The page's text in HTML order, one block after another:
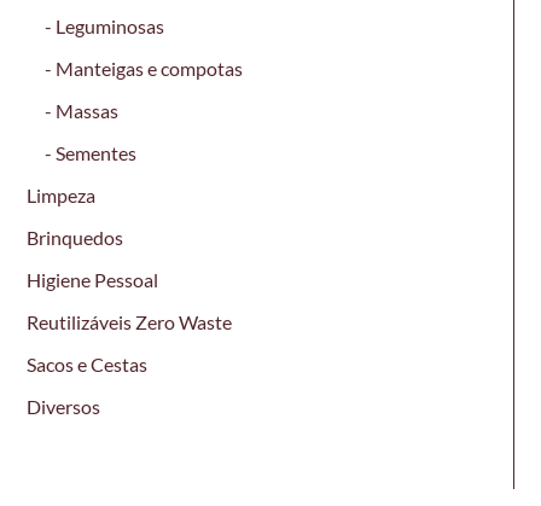
Leguminosas
Manteigas e compotas
Massas
Sementes
Limpeza
Brinquedos
Higiene Pessoal
Reutilizáveis Zero Waste
Sacos e Cestas
Diversos